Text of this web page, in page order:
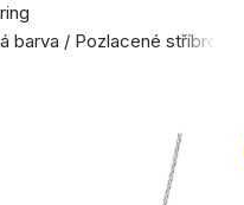
barva / Pozlacené stříbro 925